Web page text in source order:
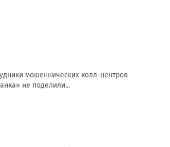
мошеннических колл-центров
не поделили...